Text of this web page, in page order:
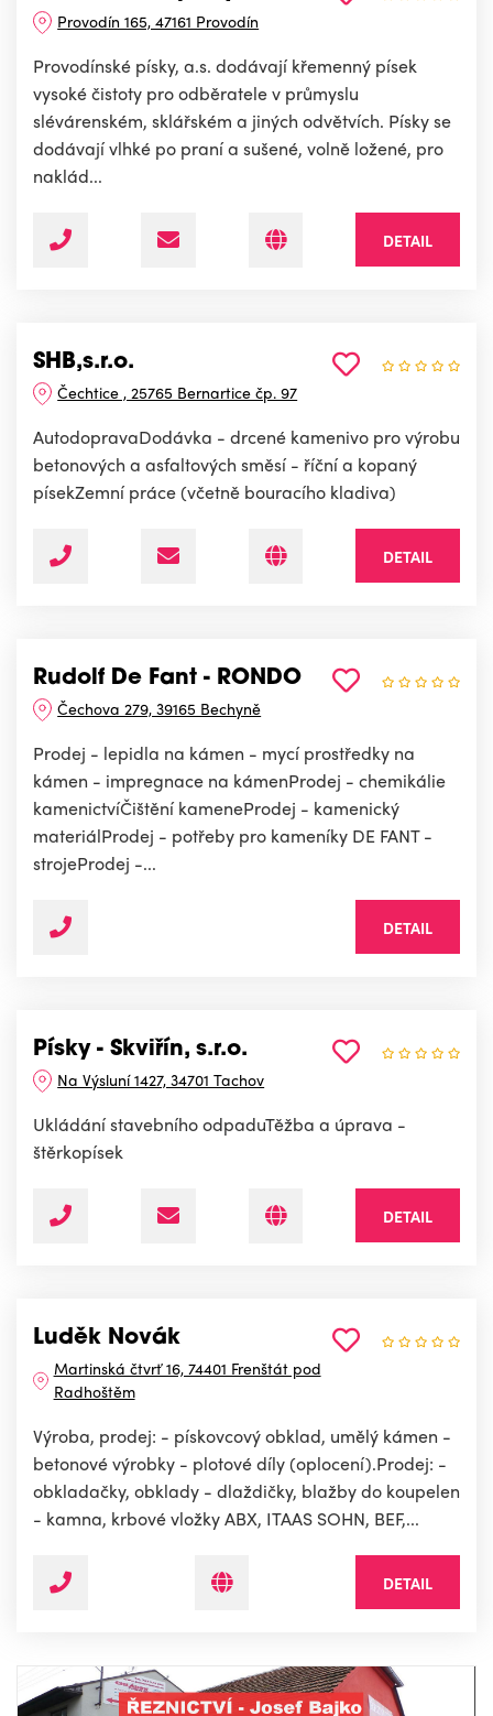
Provodín 165, 47161 Provodín
Provodínské písky, a.s. dodávají křemenný písek
vysoké čistoty pro odběratele v průmyslu
slévárenském, sklářském a jiných odvětvích. Písky se
dodávají vlhké po praní a sušené, volně ložené, pro
naklád...
DETAIL
SHB,s.r.o.
Čechtice , 25765 Bernartice čp. 97
AutodopravaDodávka - drcené kamenivo pro výrobu
betonových a asfaltových směsí - říční a kopaný
písekZemní práce (včetně bouracího kladiva)
DETAIL
Rudolf De Fant - RONDO
Čechova 279, 39165 Bechyně
Prodej - lepidla na kámen - mycí prostředky na
kámen - impregnace na kámenProdej - chemikálie
kamenictvíČištění kameneProdej - kamenický
materiálProdej - potřeby pro kameníky DE FANT -
strojeProdej -...
DETAIL
Písky - Skviřín, s.r.o.
Na Výsluní 1427, 34701 Tachov
Ukládání stavebního odpaduTěžba a úprava -
štěrkopísek
DETAIL
Luděk Novák
Martinská čtvrť 16, 74401 Frenštát pod
Radhoštěm
Výroba, prodej: - pískovcový obklad, umělý kámen -
betonové výrobky - plotové díly (oplocení).Prodej: -
obkladačky, obklady - dlaždičky, blažby do koupelen
- kamna, krbové vložky ABX, ITAAS SOHN, BEF,...
DETAIL